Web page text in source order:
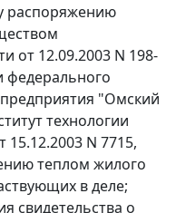
распоряжению
от 12.09.2003 N 198-
федерального
предприятия "Омский
технологии
N 7715,
теплом жилого
в деле;
свидетельства о